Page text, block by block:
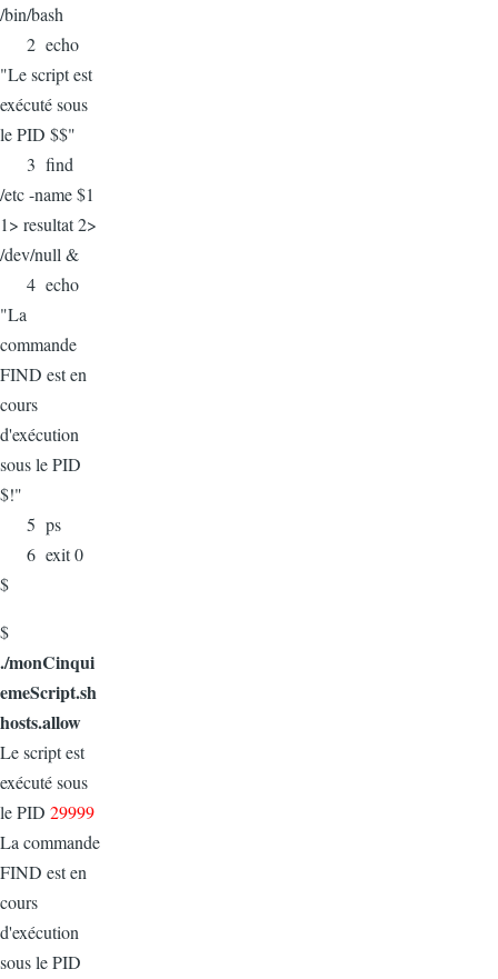
/bin/bash
2 echo
"Le script est
exécuté sous
le PID $$"
3 find
/etc -name $1
1> resultat 2>
/dev/null &
4 echo
"La
commande
FIND est en
cours
d'exécution
sous le PID
$!"
5 ps
6 exit 0
$
$
./monCinqui
emeScript.sh
hosts.allow
Le script est
exécuté sous
le PID 29999
La commande
FIND est en
cours
d'exécution
sous le PID